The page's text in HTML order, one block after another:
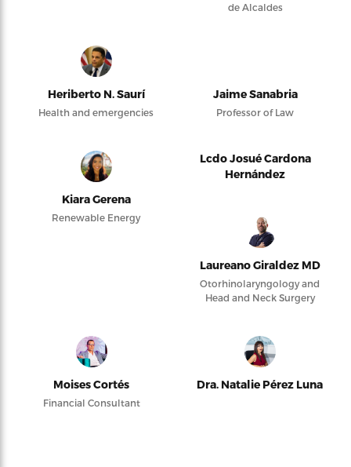
de Alcaldes
Heriberto N. Saurí
Health and emergencies
Jaime Sanabria
Professor of Law
Kiara Gerena
Renewable Energy
Lcdo Josué Cardona
Hernández
Laureano Giraldez MD
Otorhinolaryngology and
Head and Neck Surgery
Moises Cortés
Financial Consultant
Dra. Natalie Pérez Luna